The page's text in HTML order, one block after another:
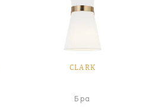
CLARK
Бра